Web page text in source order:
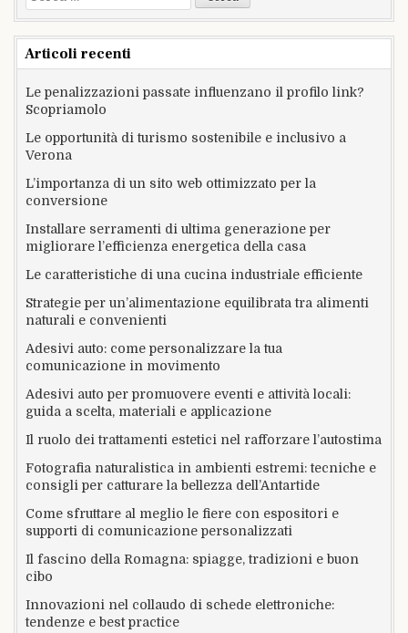
per:
Articoli recenti
Le penalizzazioni passate influenzano il profilo link?
Scopriamolo
Le opportunità di turismo sostenibile e inclusivo a
Verona
L’importanza di un sito web ottimizzato per la
conversione
Installare serramenti di ultima generazione per
migliorare l’efficienza energetica della casa
Le caratteristiche di una cucina industriale efficiente
Strategie per un’alimentazione equilibrata tra alimenti
naturali e convenienti
Adesivi auto: come personalizzare la tua
comunicazione in movimento
Adesivi auto per promuovere eventi e attività locali:
guida a scelta, materiali e applicazione
Il ruolo dei trattamenti estetici nel rafforzare l’autostima
Fotografia naturalistica in ambienti estremi: tecniche e
consigli per catturare la bellezza dell’Antartide
Come sfruttare al meglio le fiere con espositori e
supporti di comunicazione personalizzati
Il fascino della Romagna: spiagge, tradizioni e buon
cibo
Innovazioni nel collaudo di schede elettroniche:
tendenze e best practice